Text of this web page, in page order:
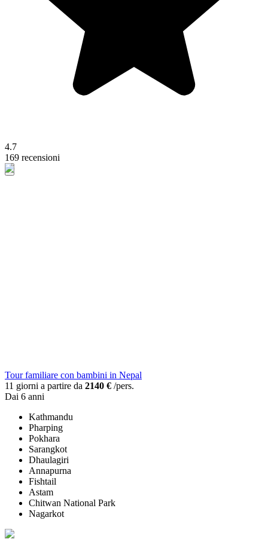
4.7
169 recensioni
Tour familiare con bambini in Nepal
11 giorni a partire da 2140 € /pers.
Dai 6 anni
Kathmandu
Pharping
Pokhara
Sarangkot
Dhaulagiri
Annapurna
Fishtail
Astam
Chitwan National Park
Nagarkot